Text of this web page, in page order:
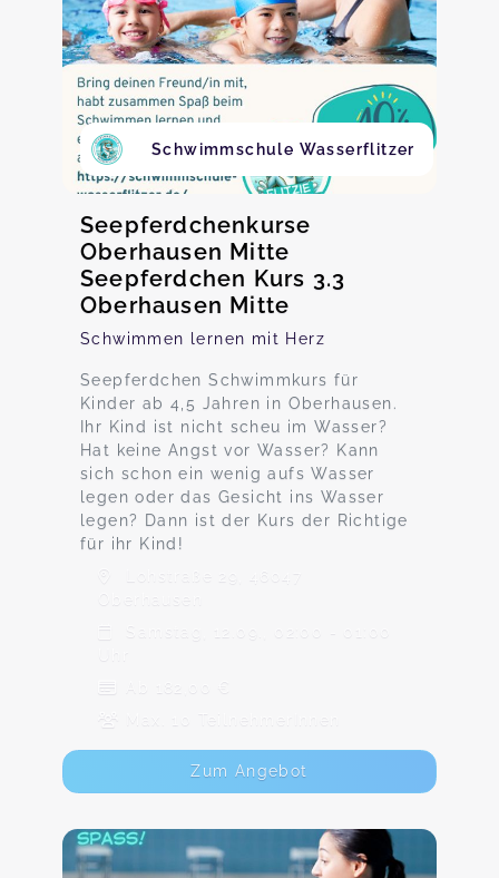
Schwimmschule Wasserflitzer
Seepferdchenkurse
Oberhausen Mitte
Seepferdchen Kurs 3.3
Oberhausen Mitte
Schwimmen lernen mit Herz
Seepferdchen Schwimmkurs für
Kinder ab 4,5 Jahren in Oberhausen.
Ihr Kind ist nicht scheu im Wasser?
Hat keine Angst vor Wasser? Kann
sich schon ein wenig aufs Wasser
legen oder das Gesicht ins Wasser
legen? Dann ist der Kurs der Richtige
für ihr Kind!
Lohstraße 29, 46047
Oberhausen
Samstag, 12.09., 02:00 - 01:00
Ab 182,00 €
Max. 10 TeilnehmerInnen
Zum Angebot